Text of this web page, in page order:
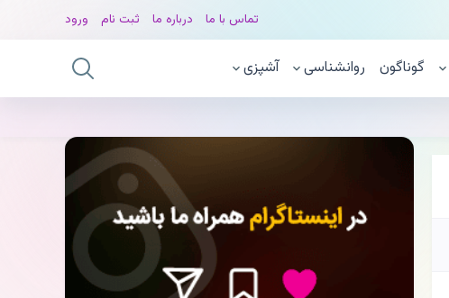
تماس با ما درباره ما ثبت نام ورود
گوناگون روانشناسی آشپزی